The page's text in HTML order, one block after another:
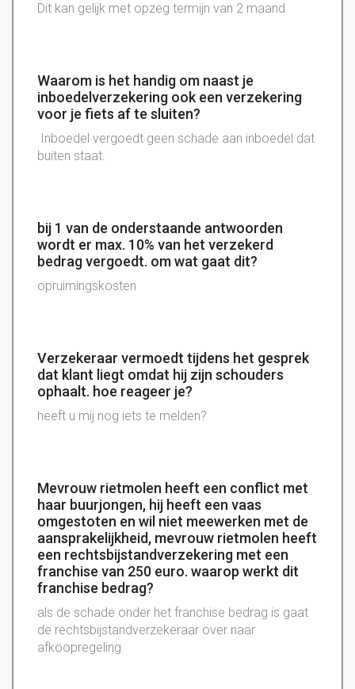
Dit kan gelijk met opzeg termijn van 2 maand
Waarom is het handig om naast je
inboedelverzekering ook een verzekering
voor je fiets af te sluiten?
Inboedel vergoedt geen schade aan inboedel dat
buiten staat.
bij 1 van de onderstaande antwoorden
wordt er max. 10% van het verzekerd
bedrag vergoedt. om wat gaat dit?
opruimingskosten
Verzekeraar vermoedt tijdens het gesprek
dat klant liegt omdat hij zijn schouders
ophaalt. hoe reageer je?
heeft u mij nog iets te melden?
Mevrouw rietmolen heeft een conflict met
haar buurjongen, hij heeft een vaas
omgestoten en wil niet meewerken met de
aansprakelijkheid, mevrouw rietmolen heeft
een rechtsbijstandverzekering met een
franchise van 250 euro. waarop werkt dit
franchise bedrag?
als de schade onder het franchise bedrag is gaat
de rechtsbijstandverzekeraar over naar
afkoopregeling